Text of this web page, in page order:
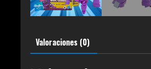
Valoraciones (0)